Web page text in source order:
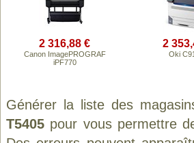
2 316,88 €
Canon ImagePROGRAF
iPF770
2
Oki
Générer la liste des
T5405 pour vous permettre